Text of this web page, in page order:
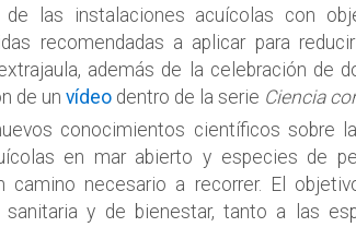
de las instalaciones acuícolas con
recomendadas a aplicar para
además de la celebración de
de un vídeo dentro de la serie Ciencia
conocimientos científicos sobre
en mar abierto y especies de
camino necesario a recorrer. El
sanitaria y de bienestar, tanto a las